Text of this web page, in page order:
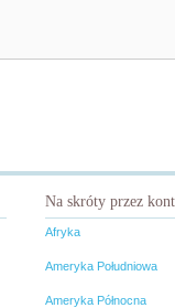
Na skróty przez
Afryka
Ameryka Południowa
Ameryka Północna